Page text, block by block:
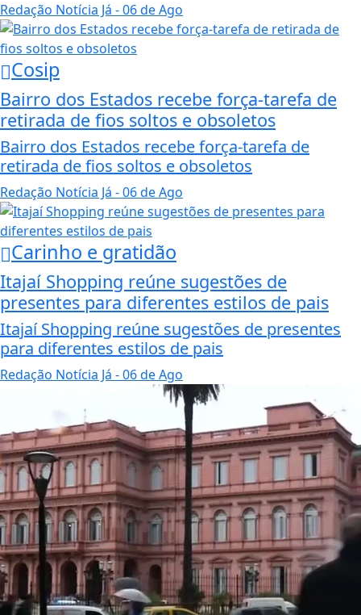
Redação Notícia Já - 06 de Ago
Cosip
Bairro dos Estados recebe força-tarefa de
retirada de fios soltos e obsoletos
Bairro dos Estados recebe força-tarefa de
retirada de fios soltos e obsoletos
Redação Notícia Já - 06 de Ago
Carinho e gratidão
Itajaí Shopping reúne sugestões de
presentes para diferentes estilos de pais
Itajaí Shopping reúne sugestões de presentes
para diferentes estilos de pais
Redação Notícia Já - 06 de Ago